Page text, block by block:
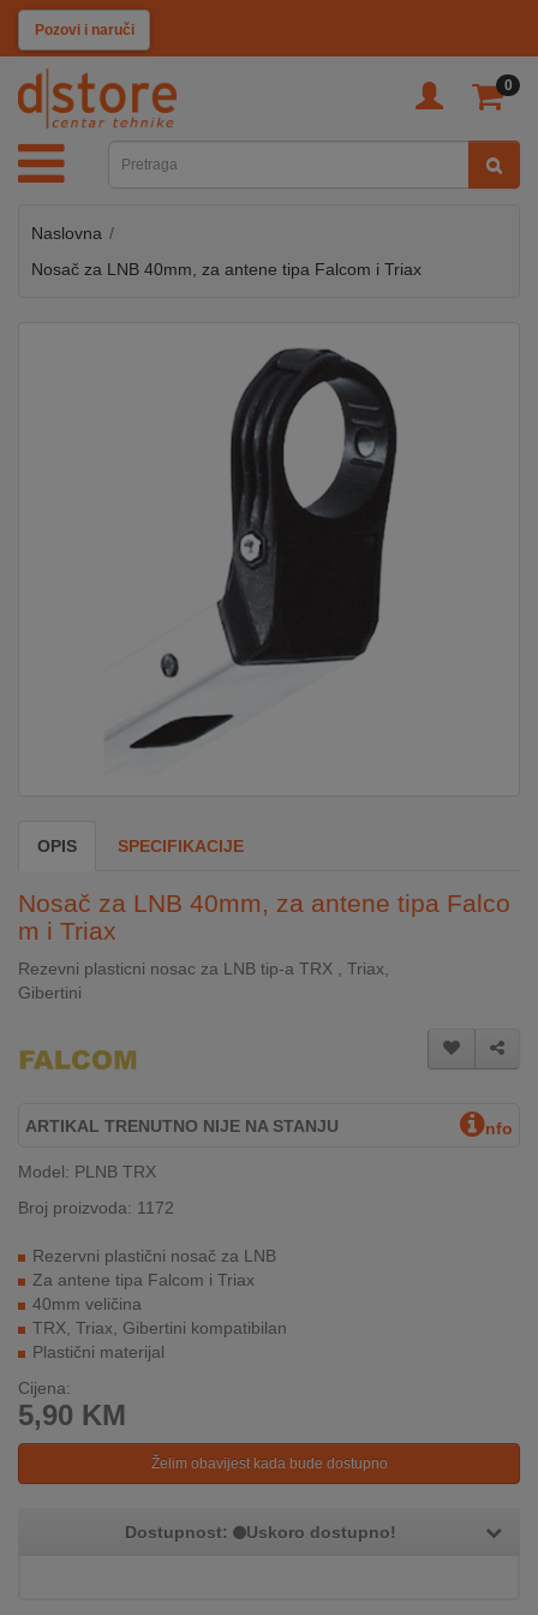
Pozovi i naruči
0
KATEGORIJE
TV
SAT
MOBILNI
UREĐAJI
SECURITY
PC
&
MOJ
NALOG
AKCIJE
BRENDOVI
U
PONUDI
Naslovna
Nosač za LNB 40mm, za antene tipa Falcom i Triax
OPIS SPECIFIKACIJE
Nosač za LNB 40mm, za antene tipa Falco
m i Triax
Rezevni plasticni nosac za LNB tip-a TRX , Triax,
Gibertini
ARTIKAL TRENUTNO NIJE NA STANJU nfo
Model: PLNB TRX
Broj proizvoda: 1172
Rezervni plastični nosač za LNB
Za antene tipa Falcom i Triax
40mm veličina
TRX, Triax, Gibertini kompatibilan
Plastični materijal
Cijena:
5,90 KM
Želim obavijest kada bude dostupno
Dostupnost: Uskoro dostupno!